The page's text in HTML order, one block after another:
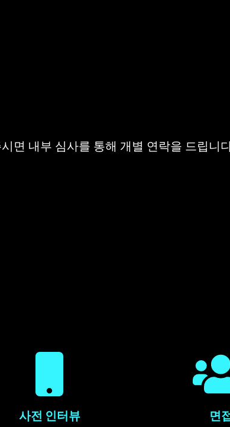
면 내부 심사를 통해 개별 연락을 드립니
사전 인터뷰 면